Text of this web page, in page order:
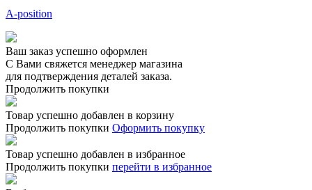
A-position
Ваш заказ успешно оформлен
С Вами свяжется менеджер магазина
для подтверждения деталей заказа.
Продолжить покупки
Товар успешно добавлен в корзину
Продолжить покупки Оформить покупку
Товар успешно добавлен в избранное
Продолжить покупки перейти в избранное